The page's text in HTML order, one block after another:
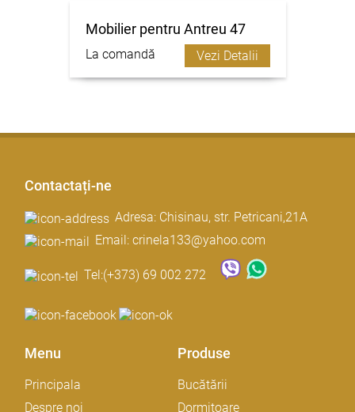
Mobilier pentru Antreu 47
La comandă Vezi Detalii
Contactați-ne
Adresa: Chisinau, str. Petricani,21A
Email: crinela133@yahoo.com
Tel:(+373) 69 002 272
Menu
Principala
Despre noi
Produse
Bucătării
Dormitoare